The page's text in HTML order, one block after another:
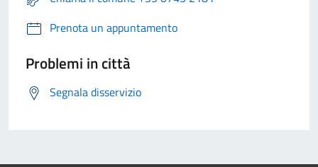
Prenota un appuntamento
Problemi in città
Segnala disservizio